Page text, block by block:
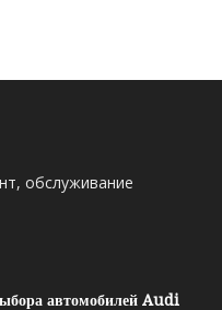
обслуживание
автомобилей Audi